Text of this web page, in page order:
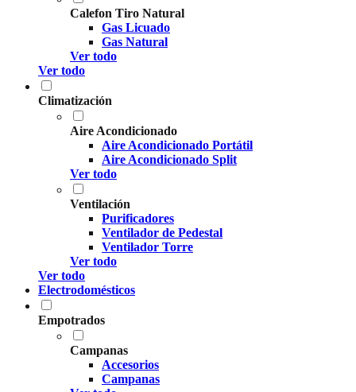
Calefon Tiro Natural
Gas Licuado
Gas Natural
Ver todo
Ver todo
Climatización
Aire Acondicionado
Aire Acondicionado Portátil
Aire Acondicionado Split
Ver todo
Ventilación
Purificadores
Ventilador de Pedestal
Ventilador Torre
Ver todo
Ver todo
Electrodomésticos
Empotrados
Campanas
Accesorios
Campanas